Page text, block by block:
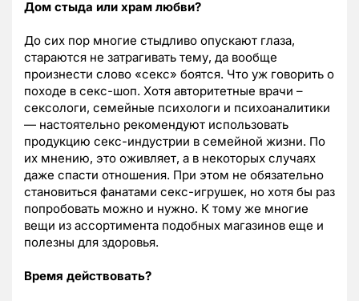
Дом стыда или храм любви?
До сих пор многие стыдливо опускают глаза,
стараются не затрагивать тему, да вообще
произнести слово «секс» боятся. Что уж говорить о
походе в секс-шоп. Хотя авторитетные врачи –
сексологи, семейные психологи и психоаналитики
— настоятельно рекомендуют использовать
продукцию секс-индустрии в семейной жизни. По
их мнению, это оживляет, а в некоторых случаях
даже спасти отношения. При этом не обязательно
становиться фанатами секс-игрушек, но хотя бы раз
попробовать можно и нужно. К тому же многие
вещи из ассортимента подобных магазинов еще и
полезны для здоровья.
Время действовать?